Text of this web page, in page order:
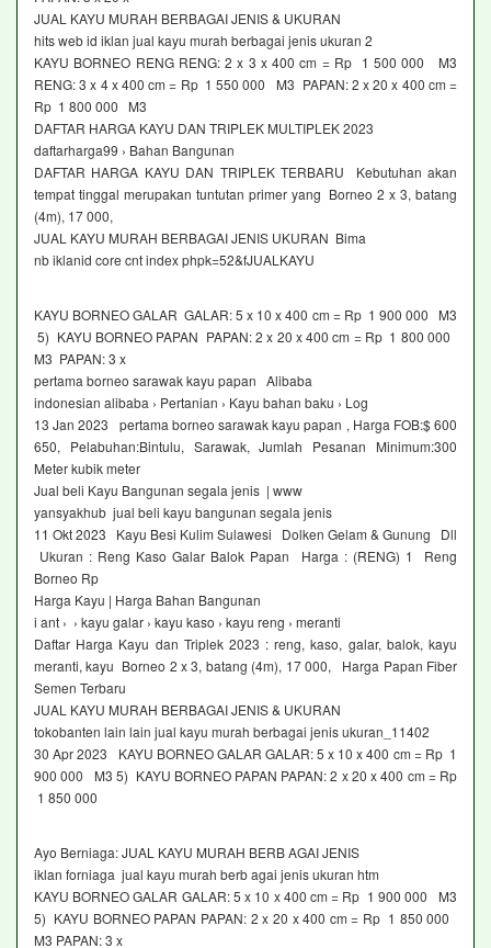
JUAL KAYU MURAH BERBAGAI JENIS & UKURAN
hits web id iklan jual kayu murah berbagai jenis ukuran 2
KAYU BORNEO RENG RENG: 2 x 3 x 400 cm = Rp 1 500 000 M3
RENG: 3 x 4 x 400 cm = Rp 1 550 000 M3 PAPAN: 2 x 20 x 400 cm =
Rp 1 800 000 M3
DAFTAR HARGA KAYU DAN TRIPLEK MULTIPLEK 2023
daftarharga99 › Bahan Bangunan
DAFTAR HARGA KAYU DAN TRIPLEK TERBARU Kebutuhan akan
tempat tinggal merupakan tuntutan primer yang Borneo 2 x 3, batang
(4m), 17 000,
JUAL KAYU MURAH BERBAGAI JENIS UKURAN Bima
nb iklanid core cnt index phpk=52&fJUALKAYU
KAYU BORNEO GALAR GALAR: 5 x 10 x 400 cm = Rp 1 900 000 M3
5) KAYU BORNEO PAPAN PAPAN: 2 x 20 x 400 cm = Rp 1 800 000
M3 PAPAN: 3 x
pertama borneo sarawak kayu papan Alibaba
indonesian alibaba › Pertanian › Kayu bahan baku › Log
13 Jan 2023 pertama borneo sarawak kayu papan , Harga FOB:$ 600
650, Pelabuhan:Bintulu, Sarawak, Jumlah Pesanan Minimum:300
Meter kubik meter
Jual beli Kayu Bangunan segala jenis | www
yansyakhub jual beli kayu bangunan segala jenis
11 Okt 2023 Kayu Besi Kulim Sulawesi Dolken Gelam & Gunung Dll
Ukuran : Reng Kaso Galar Balok Papan Harga : (RENG) 1 Reng
Borneo Rp
Harga Kayu | Harga Bahan Bangunan
i ant › › kayu galar › kayu kaso › kayu reng › meranti
Daftar Harga Kayu dan Triplek 2023 : reng, kaso, galar, balok, kayu
meranti, kayu Borneo 2 x 3, batang (4m), 17 000, Harga Papan Fiber
Semen Terbaru
JUAL KAYU MURAH BERBAGAI JENIS & UKURAN
tokobanten lain lain jual kayu murah berbagai jenis ukuran_11402
30 Apr 2023 KAYU BORNEO GALAR GALAR: 5 x 10 x 400 cm = Rp 1
900 000 M3 5) KAYU BORNEO PAPAN PAPAN: 2 x 20 x 400 cm = Rp
1 850 000
Ayo Berniaga: JUAL KAYU MURAH BERB AGAI JENIS
iklan forniaga jual kayu murah berb agai jenis ukuran htm
KAYU BORNEO GALAR GALAR: 5 x 10 x 400 cm = Rp 1 900 000 M3
5) KAYU BORNEO PAPAN PAPAN: 2 x 20 x 400 cm = Rp 1 850 000
M3 PAPAN: 3 x